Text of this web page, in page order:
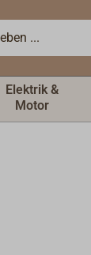
Elektrik &
Motor